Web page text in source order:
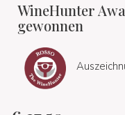
WineHunter
gewonnen